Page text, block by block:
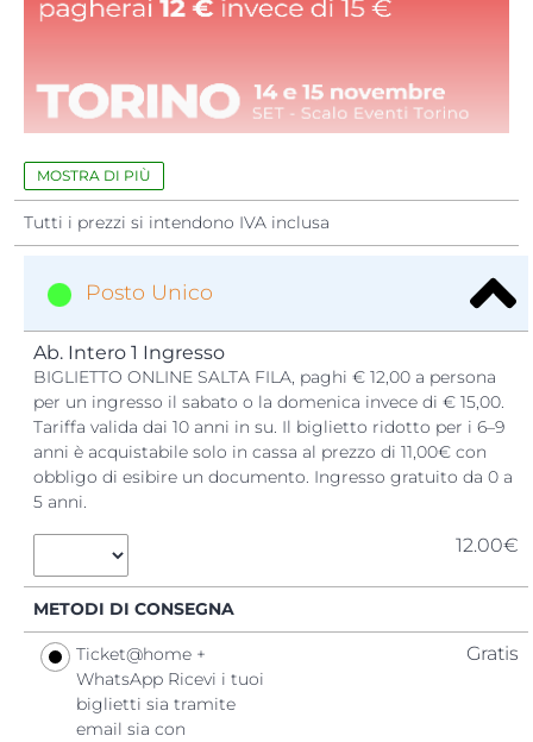
immergersi con il proprio animale da compagnia in un
mondo diformazione,informazione,sport,bellezza,
adozioni,rispetto,shopping eintrattenimento
educativo.
Se vuoi scoprire di piu sulla nostra manifestazione, guarda
il video di riassunto dell edizione 2025.
MOSTRA DI PIÙ
Tutti i prezzi si intendono IVA inclusa
Posto Unico
Ab. Intero 1 Ingresso
BIGLIETTO ONLINE SALTA FILA, paghi € 12,00 a persona
per un ingresso il sabato o la domenica invece di € 15,00.
Tariffa valida dai 10 anni in su. Il biglietto ridotto per i 6–9
anni è acquistabile solo in cassa al prezzo di 11,00€ con
obbligo di esibire un documento. Ingresso gratuito da 0 a
5 anni.
12.00€
METODI DI CONSEGNA
Ticket@home +
WhatsApp Ricevi i tuoi
biglietti sia tramite
email sia con
Gratis